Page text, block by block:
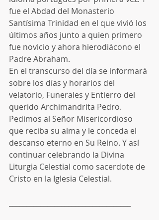
fue el Abdad del Monasterio
Santísima Trinidad en el que vivió los
últimos años junto a quien primero
fue novicio y ahora hierodiácono el
Padre Abraham.
En el transcurso del día se informará
sobre los días y horarios del
velatorio, Funerales y Entierro del
querido Archimandrita Pedro.
Pedimos al Señor Misericordioso
que reciba su alma y le conceda el
descanso eterno en Su Reino. Y así
continuar celebrando la Divina
Liturgia Celestial como sacerdote de
Cristo en la Iglesia Celestial.